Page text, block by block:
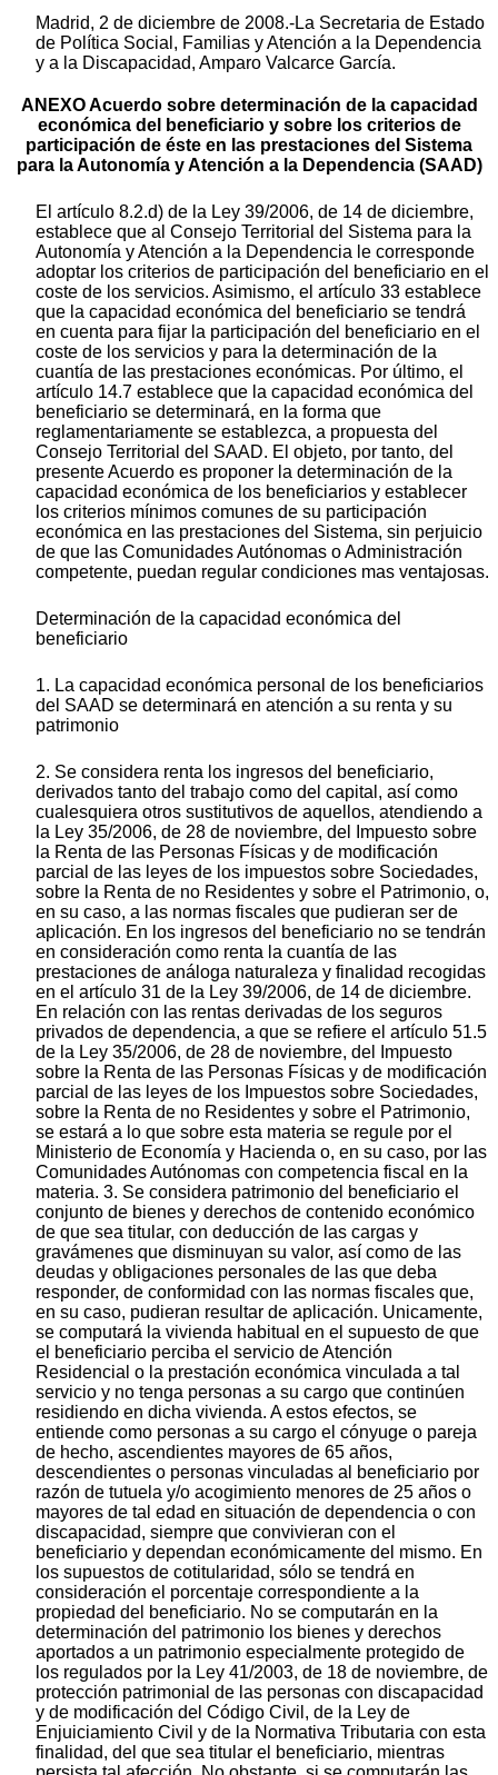
Madrid, 2 de diciembre de 2008.-La Secretaria de Estado
de Política Social, Familias y Atención a la Dependencia
y a la Discapacidad, Amparo Valcarce García.
ANEXO Acuerdo sobre determinación de la capacidad
económica del beneficiario y sobre los criterios de
participación de éste en las prestaciones del Sistema
para la Autonomía y Atención a la Dependencia (SAAD)
El artículo 8.2.d) de la Ley 39/2006, de 14 de diciembre,
establece que al Consejo Territorial del Sistema para la
Autonomía y Atención a la Dependencia le corresponde
adoptar los criterios de participación del beneficiario en el
coste de los servicios. Asimismo, el artículo 33 establece
que la capacidad económica del beneficiario se tendrá
en cuenta para fijar la participación del beneficiario en el
coste de los servicios y para la determinación de la
cuantía de las prestaciones económicas. Por último, el
artículo 14.7 establece que la capacidad económica del
beneficiario se determinará, en la forma que
reglamentariamente se establezca, a propuesta del
Consejo Territorial del SAAD. El objeto, por tanto, del
presente Acuerdo es proponer la determinación de la
capacidad económica de los beneficiarios y establecer
los criterios mínimos comunes de su participación
económica en las prestaciones del Sistema, sin perjuicio
de que las Comunidades Autónomas o Administración
competente, puedan regular condiciones mas ventajosas.
Determinación de la capacidad económica del
beneficiario
1. La capacidad económica personal de los beneficiarios
del SAAD se determinará en atención a su renta y su
patrimonio
2. Se considera renta los ingresos del beneficiario,
derivados tanto del trabajo como del capital, así como
cualesquiera otros sustitutivos de aquellos, atendiendo a
la Ley 35/2006, de 28 de noviembre, del Impuesto sobre
la Renta de las Personas Físicas y de modificación
parcial de las leyes de los impuestos sobre Sociedades,
sobre la Renta de no Residentes y sobre el Patrimonio, o,
en su caso, a las normas fiscales que pudieran ser de
aplicación. En los ingresos del beneficiario no se tendrán
en consideración como renta la cuantía de las
prestaciones de análoga naturaleza y finalidad recogidas
en el artículo 31 de la Ley 39/2006, de 14 de diciembre.
En relación con las rentas derivadas de los seguros
privados de dependencia, a que se refiere el artículo 51.5
de la Ley 35/2006, de 28 de noviembre, del Impuesto
sobre la Renta de las Personas Físicas y de modificación
parcial de las leyes de los Impuestos sobre Sociedades,
sobre la Renta de no Residentes y sobre el Patrimonio,
se estará a lo que sobre esta materia se regule por el
Ministerio de Economía y Hacienda o, en su caso, por las
Comunidades Autónomas con competencia fiscal en la
materia. 3. Se considera patrimonio del beneficiario el
conjunto de bienes y derechos de contenido económico
de que sea titular, con deducción de las cargas y
gravámenes que disminuyan su valor, así como de las
deudas y obligaciones personales de las que deba
responder, de conformidad con las normas fiscales que,
en su caso, pudieran resultar de aplicación. Unicamente,
se computará la vivienda habitual en el supuesto de que
el beneficiario perciba el servicio de Atención
Residencial o la prestación económica vinculada a tal
servicio y no tenga personas a su cargo que continúen
residiendo en dicha vivienda. A estos efectos, se
entiende como personas a su cargo el cónyuge o pareja
de hecho, ascendientes mayores de 65 años,
descendientes o personas vinculadas al beneficiario por
razón de tutuela y/o acogimiento menores de 25 años o
mayores de tal edad en situación de dependencia o con
discapacidad, siempre que convivieran con el
beneficiario y dependan económicamente del mismo. En
los supuestos de cotitularidad, sólo se tendrá en
consideración el porcentaje correspondiente a la
propiedad del beneficiario. No se computarán en la
determinación del patrimonio los bienes y derechos
aportados a un patrimonio especialmente protegido de
los regulados por la Ley 41/2003, de 18 de noviembre, de
protección patrimonial de las personas con discapacidad
y de modificación del Código Civil, de la Ley de
Enjuiciamiento Civil y de la Normativa Tributaria con esta
finalidad, del que sea titular el beneficiario, mientras